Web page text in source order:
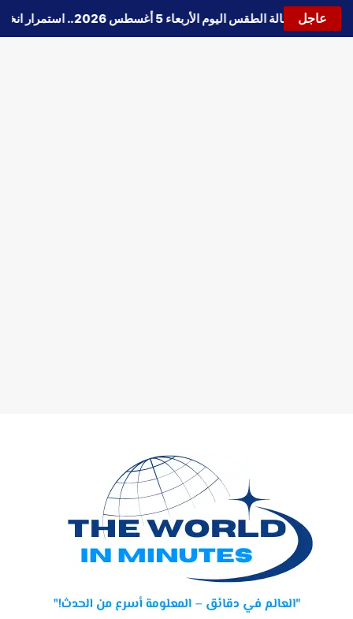
عاجل 🔵حالة الطقس اليوم الأربعاء 5 أغسطس 2026.. استمرار انخفاض الحرارة وتحذيرات من الشبورة واضطراب الملاحة